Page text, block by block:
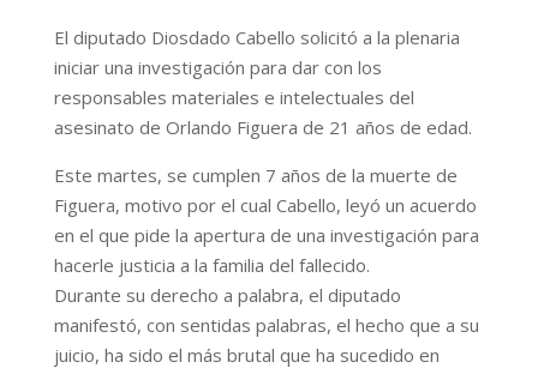
El diputado Diosdado Cabello solicitó a la plenaria
iniciar una investigación para dar con los
responsables materiales e intelectuales del
asesinato de Orlando Figuera de 21 años de edad.
Este martes, se cumplen 7 años de la muerte de
Figuera, motivo por el cual Cabello, leyó un acuerdo
en el que pide la apertura de una investigación para
hacerle justicia a la familia del fallecido.
Durante su derecho a palabra, el diputado
manifestó, con sentidas palabras, el hecho que a su
juicio, ha sido el más brutal que ha sucedido en